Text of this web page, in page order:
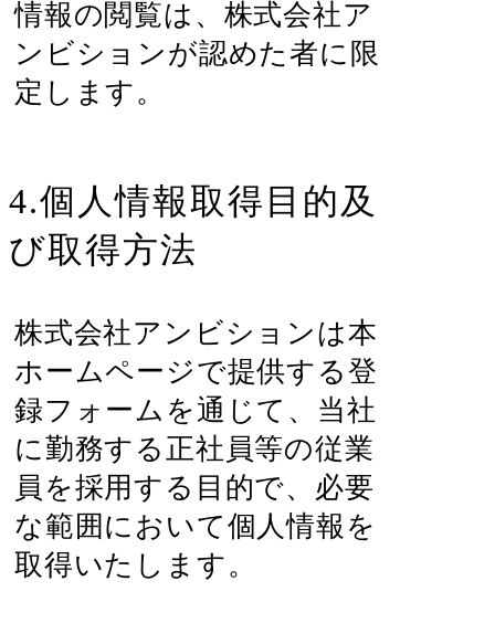
情報の閲覧は、株式会社ア
ンビションが認めた者に限
定します。
4.個人情報取得目的及
び取得方法
株式会社アンビションは本
ホームページで提供する登
録フォームを通じて、当社
に勤務する正社員等の従業
員を採用する目的で、必要
な範囲において個人情報を
取得いたします。